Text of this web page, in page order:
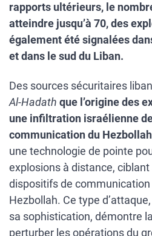
rapports ultérieurs, le
atteindre jusqu’à 70, des
également été signalées
et dans le sud du Liban.
Des sources sécuritaires
Al-Hadath que l’origine des
une infiltration israélienne
communication du
une technologie de pointe
explosions à distance,
dispositifs de communication
Hezbollah. Ce type
sa sophistication, démontre
perturber les opérations du